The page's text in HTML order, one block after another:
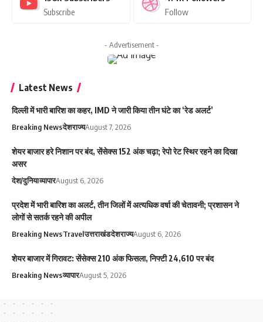
Subscribe Follow
- Advertisement -
Latest News
दिल्ली में भारी बारिश का कहर, IMD ने जारी किया तीन घंटे का ‘रेड अलर्ट’
Breaking Newsदेशराज्यAugust 7, 2026
शेयर बाजार हरे निशान पर बंद, सेंसेक्स 152 अंक चढ़ा; रेपो रेट स्थिर रहने का दिखा
असर
देश/दुनियाव्यापारAugust 6, 2026
प्रदेश में भारी बारिश का अलर्ट, तीन जिलों में अत्यधिक वर्षा की चेतावनी; प्रशासन ने
लोगों से सतर्क रहने की अपील
Breaking NewsTravelउत्तराखंडदेशराज्यAugust 6, 2026
शेयर बाजार में गिरावट: सेंसेक्स 210 अंक फिसला, निफ्टी 24,610 पर बंद
Breaking Newsव्यापारAugust 5, 2026